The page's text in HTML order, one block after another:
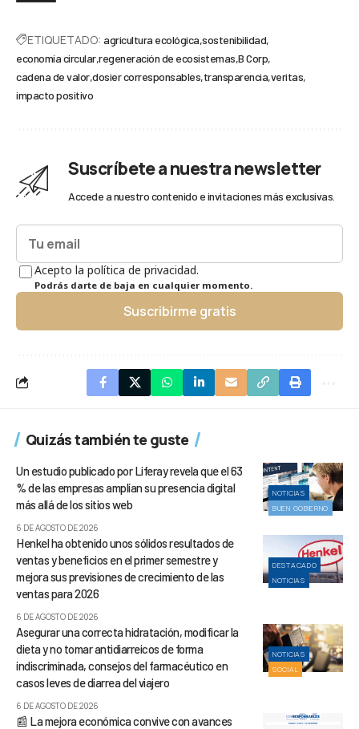
ETIQUETADO: agricultura ecológica sostenibilidad
economía circular regeneración de ecosistemas B Corp
cadena de valor dosier corresponsables transparencia veritas
impacto positivo
Suscríbete a nuestra newsletter
Accede a nuestro contenido e invitaciones más exclusivas.
Acepto la política de privacidad.
Podrás darte de baja en cualquier momento.
Suscribirme gratis
Quizás también te guste
NOTICIAS
BUEN GOBIERNO
Un estudio publicado por Liferay revela que el 63
% de las empresas amplían su presencia digital
más allá de los sitios web
6 DE AGOSTO DE 2026
DESTACADO
NOTICIAS
Henkel ha obtenido unos sólidos resultados de
ventas y beneficios en el primer semestre y
mejora sus previsiones de crecimiento de las
ventas para 2026
6 DE AGOSTO DE 2026
NOTICIAS
SOCIAL
Asegurar una correcta hidratación, modificar la
dieta y no tomar antidiarreicos de forma
indiscriminada, consejos del farmacéutico en
casos leves de diarrea del viajero
6 DE AGOSTO DE 2026
📰 La mejora económica convive con avances